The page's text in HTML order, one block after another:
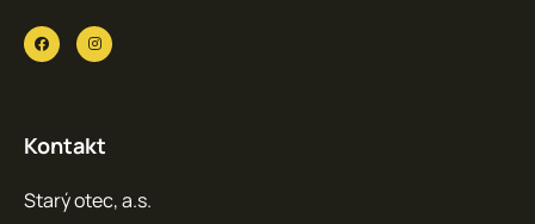
Kontakt
Starý otec, a.s.